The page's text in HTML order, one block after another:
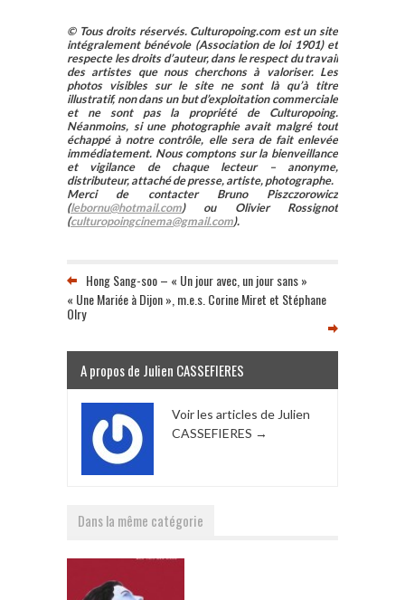
discernait les
évolutions…
© Tous droits réservés. Culturopoing.com est un site
intégralement bénévole (Association de loi 1901) et
respecte les droits d’auteur, dans le respect du travail
des artistes que nous cherchons à valoriser. Les
photos visibles sur le site ne sont là qu’à titre
illustratif, non dans un but d’exploitation commerciale
et ne sont pas la propriété de Culturopoing.
Néanmoins, si une photographie avait malgré tout
échappé à notre contrôle, elle sera de fait enlevée
immédiatement. Nous comptons sur la bienveillance
et vigilance de chaque lecteur – anonyme,
distributeur, attaché de presse, artiste, photographe.
Merci de contacter Bruno Piszczorowicz
(lebornu@hotmail.com) ou Olivier Rossignot
(culturopoingcinema@gmail.com).
Hong Sang-soo – « Un jour avec, un jour sans »
« Une Mariée à Dijon », m.e.s. Corine Miret et Stéphane
Olry
A propos de Julien CASSEFIERES
Voir les articles de Julien
CASSEFIERES →
Dans la même catégorie